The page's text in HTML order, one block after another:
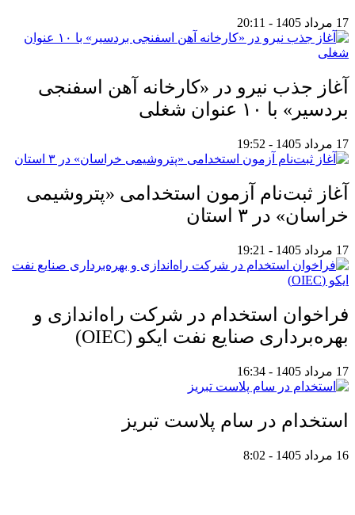
17 مرداد 1405 - 20:11
آغاز جذب نیرو در «کارخانه آهن اسفنجی
بردسیر» با ۱۰ عنوان شغلی
17 مرداد 1405 - 19:52
آغاز ثبت‌نام آزمون استخدامی «پتروشیمی
خراسان» در ۳ استان
17 مرداد 1405 - 19:21
فراخوان استخدام در شرکت راه‌اندازی و
بهره‌برداری صنایع نفت ایکو (OIEC)
17 مرداد 1405 - 16:34
استخدام در سام پلاست تبریز
16 مرداد 1405 - 8:02